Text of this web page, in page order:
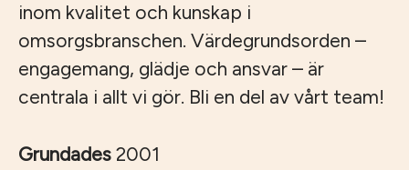
inom kvalitet och kunskap i
omsorgsbranschen. Värdegrundsorden –
engagemang, glädje och ansvar – är
centrala i allt vi gör. Bli en del av vårt team!
Grundades 2001